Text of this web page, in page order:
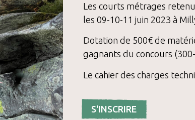
Les courts métrages
les 09-10-11 juin 2023 à
Dotation de 500€ de
gagnants du concours
Le cahier des charges
S'INSCRIRE